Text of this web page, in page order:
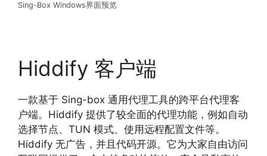
Sing-Box Windows界面预览
Hiddify 客户端
一款基于 Sing-box 通用代理工具的跨平台代理客
户端。Hiddify 提供了较全面的代理功能，例如自动
选择节点、TUN 模式、使用远程配置文件等。
Hiddify 无广告，并且代码开源。它为大家自由访问